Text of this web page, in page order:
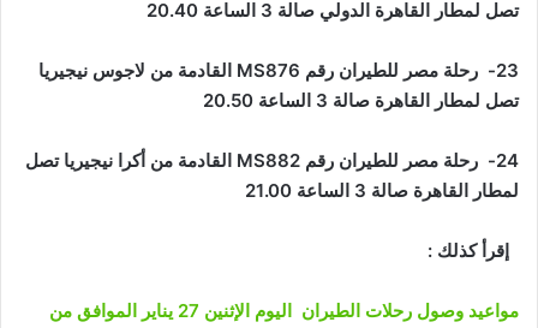
تصل لمطار القاهرة الدولي صالة 3 الساعة 20.40
23- رحلة مصر للطيران رقم MS876 القادمة من لاجوس نيجيريا
تصل لمطار القاهرة صالة 3 الساعة 20.50
24- رحلة مصر للطيران رقم MS882 القادمة من أكرا نيجيريا تصل
لمطار القاهرة صالة 3 الساعة 21.00
إقرأ كذلك :
مواعيد وصول رحلات الطيران اليوم الإثنين 27 يناير الموافق من